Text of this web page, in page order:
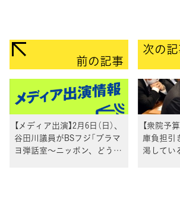
前の記事
【メディア出演】2月6日（日）、
谷田川議員がBSフジ「ブラマ
ヨ弾話室～ニッポン、どうか
次の
【衆院予
庫負担引
渇してい